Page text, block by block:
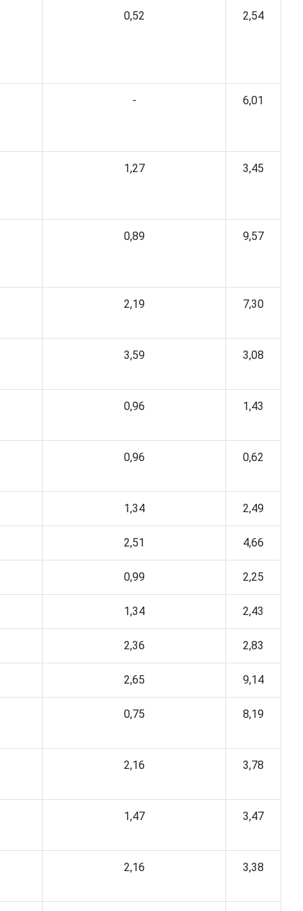
0,52 2,54
- 6,01
1,27 3,45
0,89 9,57
2,19 7,30
3,59 3,08
0,96 1,43
0,96 0,62
1,34 2,49
2,51 4,66
0,99 2,25
1,34 2,43
2,36 2,83
2,65 9,14
0,75 8,19
2,16 3,78
1,47 3,47
2,16 3,38